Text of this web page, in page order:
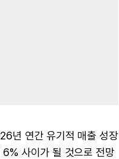
년 연간 유기적 매출 성장
사이가 될 것으로 전망